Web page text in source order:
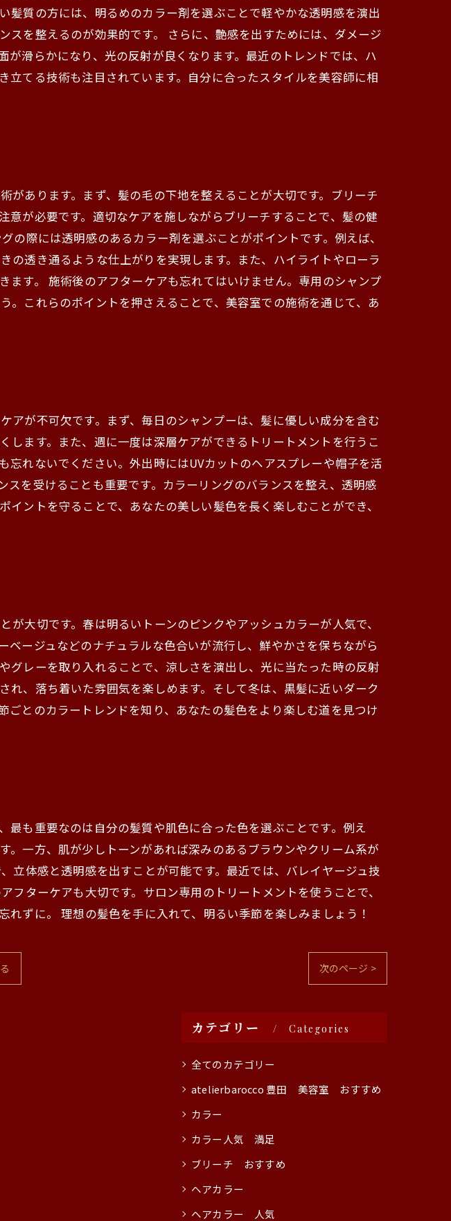
質の方には、明るめのカラー剤を選ぶことで軽やかな透明感を演出
を整えるのが効果的です。 さらに、艶感を出すためには、ダメージ
滑らかになり、光の反射が良くなります。最近のトレンドでは、ハ
てる技術も注目されています。自分に合ったスタイルを美容師に相
あります。まず、髪の毛の下地を整えることが大切です。ブリーチ
が必要です。適切なケアを施しながらブリーチすることで、髪の健
際には透明感のあるカラー剤を選ぶことがポイントです。例えば、
透き通るような仕上がりを実現します。また、ハイライトやローラ
す。 施術後のアフターケアも忘れてはいけません。専用のシャンプ
これらのポイントを押さえることで、美容室での施術を通じて、あ
が不可欠です。まず、毎日のシャンプーは、髪に優しい成分を含む
ます。また、週に一度は深層ケアができるトリートメントを行うこ
れないでください。外出時にはUVカットのヘアスプレーや帽子を活
を受けることも重要です。カラーリングのバランスを整え、透明感
ントを守ることで、あなたの美しい髪色を長く楽しむことができ、
大切です。春は明るいトーンのピンクやアッシュカラーが人気で、
ージュなどのナチュラルな色合いが流行し、鮮やかさを保ちながら
レーを取り入れることで、涼しさを演出し、光に当たった時の反射
、落ち着いた雰囲気を楽しめます。そして冬は、黒髪に近いダーク
とのカラートレンドを知り、あなたの髪色をより楽しむ道を見つけ
も重要なのは自分の髪質や肌色に合った色を選ぶことです。例え
一方、肌が少しトーンがあれば深みのあるブラウンやクリーム系が
立体感と透明感を出すことが可能です。最近では、バレイヤージュ技
ターケアも大切です。サロン専用のトリートメントを使うことで、
ずに。 理想の髪色を手に入れて、明るい季節を楽しみましょう！
次のページ >
カテゴリー Categories
全てのカテゴリー
atelierbarocco 豊田 美容室 おすすめ
カラー
カラー人気 満足
ブリーチ おすすめ
ヘアカラー
ヘアカラー 人気